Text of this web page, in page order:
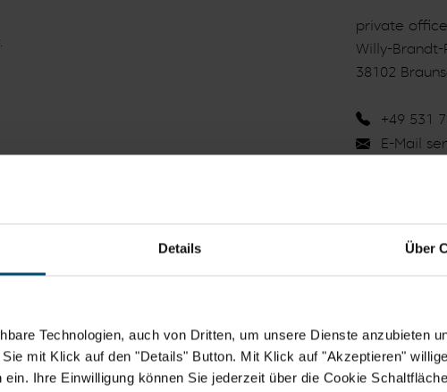
Details Über
Technologien, auch von Dritten, um unsere Dienste anzubieten
mit Klick auf den "Details" Button. Mit Klick auf "Akzeptieren"
ein. Ihre Einwilligung können Sie jederzeit über die Cookie
private office
Willy-Brandt-
38102
+49 531
E-Mail